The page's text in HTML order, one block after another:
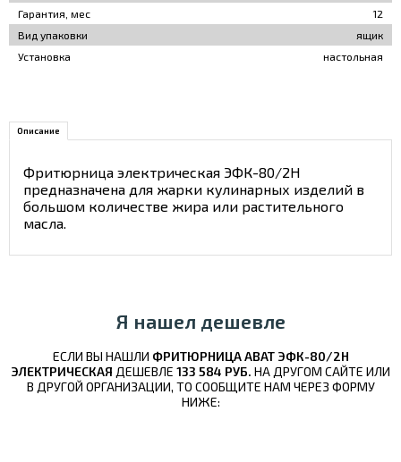
Гарантия, мес
12
Вид упаковки
ящик
Установка
настольная
Описание
Фритюрница электрическая ЭФК-80/2Н
предназначена для жарки кулинарных изделий в
большом количестве жира или растительного
масла.
Я нашел дешевле
ЕСЛИ ВЫ НАШЛИ ФРИТЮРНИЦА ABAT ЭФК-80/2Н
ЭЛЕКТРИЧЕСКАЯ ДЕШЕВЛЕ 133 584 РУБ. НА ДРУГОМ САЙТЕ ИЛИ
В ДРУГОЙ ОРГАНИЗАЦИИ, ТО СООБЩИТЕ НАМ ЧЕРЕЗ ФОРМУ
НИЖЕ: